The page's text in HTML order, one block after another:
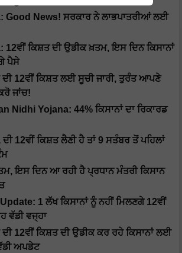
Good News! ਸਰਕਾਰ ਨੇ ਲਾਭਪਾਤਰੀਆਂ ਲਈ
12ਵੀਂ ਕਿਸ਼ਤ ਦੀ ਉਡੀਕ ਖ਼ਤਮ, ਇਸ ਦਿਨ ਕਿਸਾਨਾਂ
ਪੈਸੇ
ਦੀ 12ਵੀਂ ਕਿਸ਼ਤ ਲਈ ਸੂਚੀ ਜਾਰੀ, ਤੁਰੰਤ ਆਪਣੇ
ਜਾਂਚ!
Nidhi Yojana: 44% ਕਿਸਾਨਾਂ ਦਾ ਰਿਕਾਰਡ
12ਵੀਂ ਕਿਸ਼ਤ ਲੈਣੀ ਹੈ ਤਾਂ 9 ਸਤੰਬਰ ਤੋਂ ਪਹਿਲਾਂ
ਇਸ ਦਿਨ ਆ ਰਹੀ ਹੈ ਪ੍ਰਧਾਨ ਮੰਤਰੀ ਕਿਸਾਨ
1 ਲੱਖ ਕਿਸਾਨਾਂ ਨੂੰ ਨਹੀਂ ਮਿਲਣਗੇ 12ਵੀਂ
ਵੱਡੀ ਵਜ੍ਹਾ
12ਵੀਂ ਕਿਸ਼ਤ ਦੀ ਉਡੀਕ ਕਰ ਰਹੇ ਕਿਸਾਨਾਂ ਲਈ
ਅਪਡੇਟ